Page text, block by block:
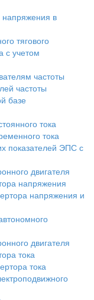
напряжения в
тягового
с учетом
частоты
частоты
базе
тока
тока
показателей ЭПС с
двигателя
напряжения
напряжения и
двигателя
тока
тока